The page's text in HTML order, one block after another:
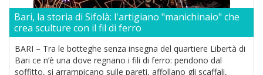
Bari, la storia di Sifolà: l'artigiano "manichinaio" che
crea sculture con il fil di ferro
BARI – Tra le botteghe senza insegna del quartiere Libertà di
Bari ce n’è una dove regnano i fili di ferro: pendono dal
soffitto, si arrampicano sulle pareti, affollano gli scaffali,